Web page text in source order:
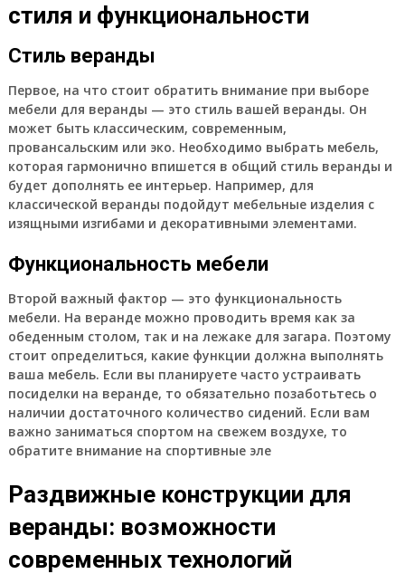
стиля и функциональности
Стиль веранды
Первое, на что стоит обратить внимание при выборе
мебели для веранды — это стиль вашей веранды. Он
может быть классическим, современным,
провансальским или эко. Необходимо выбрать мебель,
которая гармонично впишется в общий стиль веранды и
будет дополнять ее интерьер. Например, для
классической веранды подойдут мебельные изделия с
изящными изгибами и декоративными элементами.
Функциональность мебели
Второй важный фактор — это функциональность
мебели. На веранде можно проводить время как за
обеденным столом, так и на лежаке для загара. Поэтому
стоит определиться, какие функции должна выполнять
ваша мебель. Если вы планируете часто устраивать
посиделки на веранде, то обязательно позаботьтесь о
наличии достаточного количество сидений. Если вам
важно заниматься спортом на свежем воздухе, то
обратите внимание на спортивные эле
Раздвижные конструкции для
веранды: возможности
современных технологий